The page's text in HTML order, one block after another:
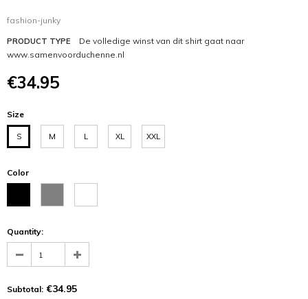
fashion-junky
PRODUCT TYPE
De volledige winst van dit shirt gaat naar
www.samenvoorduchenne.nl
€34.95
Size
S M L XL XXL
Color
Quantity:
Subtotal: €34.95